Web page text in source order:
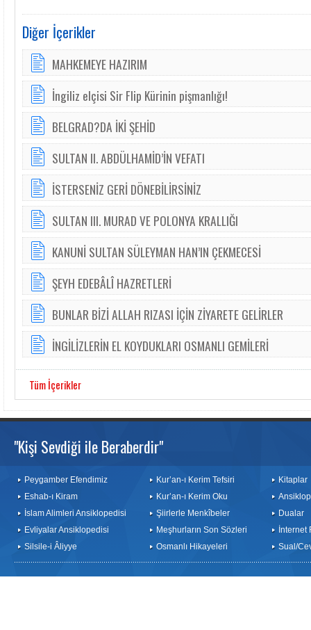
Diğer İçerikler
MAHKEMEYE HAZIRIM
İngiliz elçisi Sir Flip Kürinin pişmanlığı!
BELGRAD?DA İKİ ŞEHİD
SULTAN II. ABDÜLHAMİD’İN VEFATI
İSTERSENİZ GERİ DÖNEBİLİRSİNİZ
SULTAN III. MURAD VE POLONYA KRALLIĞI
KANUNİ SULTAN SÜLEYMAN HAN’IN ÇEKMECESİ
ŞEYH EDEBÂLÎ HAZRETLERİ
BUNLAR BİZİ ALLAH RIZASI İÇİN ZİYARETE GELİRLER
İNGİLİZLERİN EL KOYDUKLARI OSMANLI GEMİLERİ
Tüm İçerikler
"Kişi Sevdiği ile Beraberdir"
Peygamber Efendimiz
Eshab-ı Kiram
İslam Alimleri Ansiklopedisi
Evliyalar Ansiklopedisi
Silsile-i Âliyye
Kur’an-ı Kerim Tefsiri
Kur’an-ı Kerim Oku
Şiirlerle Menkîbeler
Meşhurların Son Sözleri
Osmanlı Hikayeleri
Kitaplar
Dualar
İnternet
Sual/